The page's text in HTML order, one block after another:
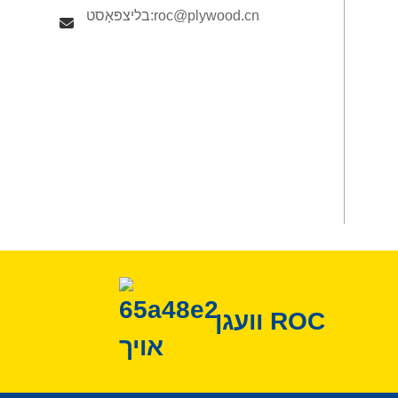
בליצפּאָסט:roc@plywood.cn
וועגן ROC